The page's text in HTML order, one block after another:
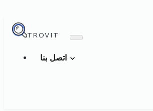
TROVIT